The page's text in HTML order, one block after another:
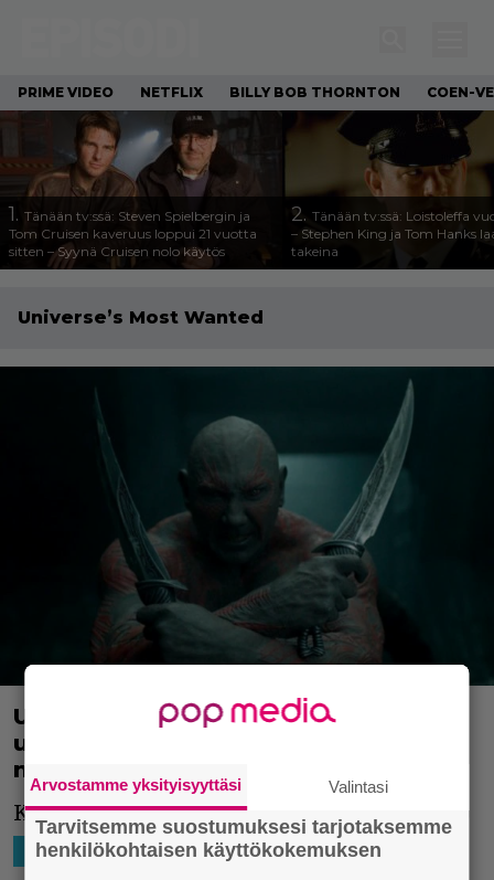
PRIME VIDEO NETFLIX BILLY BOB THORNTON COEN-
1. Tänään tv:ssä: Steven Spielbergin ja
Tom Cruisen kaveruus loppui 21 vuotta
sitten – Syynä Cruisen nolo käytös
2. Tänään tv:ssä: Loistoleffa
– Stephen King ja Tom Hanks
takeina
Universe’s Most Wanted
Universumin vaarallisimmat rikolliset
uhkaavat maailmaa – Marvel-karpaasi
nähdään scifi-fantasialeffan tähtenä
Kuvaukset alkavat keväällä 2021.
HOLLYWOOD 1.11.2020 01:00 Lauri Vuotila
Arvostamme yksityisyyttäsi Valintasi
Tarvitsemme suostumuksesi tarjotaksemme
henkilökohtaisen käyttökokemuksen